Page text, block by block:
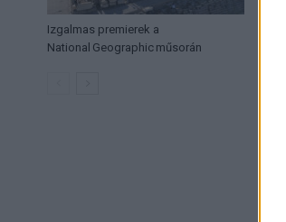
Izgalmas premierek a
National Geographic műsorán